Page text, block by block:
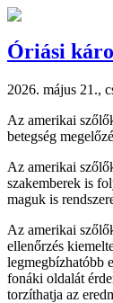
Óriási
2026. május 21.,
Az amerikai
betegség
Az amerikai
szakemberek is
maguk is
Az amerikai
ellenőrzés
legmegbízhatóbb
fonáki oldalát
torzíthatja az